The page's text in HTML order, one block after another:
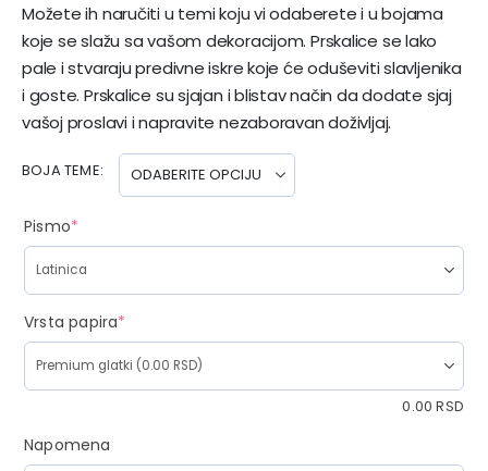
Možete ih naručiti u temi koju vi odaberete i u bojama
koje se slažu sa vašom dekoracijom. Prskalice se lako
pale i stvaraju predivne iskre koje će oduševiti slavljenika
i goste. Prskalice su sjajan i blistav način da dodate sjaj
vašoj proslavi i napravite nezaboravan doživljaj.
BOJA TEME
Pismo*
Vrsta papira*
0.00RSD
Napomena